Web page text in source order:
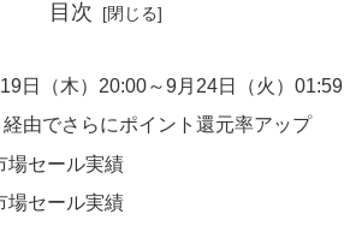
目次
日（木）20:00～9月24日（火）01:59
由でさらにポイント還元率アップ
場セール実績
場セール実績